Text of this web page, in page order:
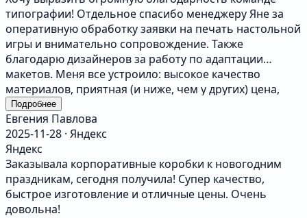
типографии! Отдельное спасибо менеджеру Яне за
оперативную обработку заявки на печать настольной
игры и внимательно сопровождение. Также
благодарю дизайнеров за работу по адаптации
макетов. Меня все устроило: высокое качество
материалов, приятная (и ниже, чем у других) цена,
сжатые сроки производства и по-настоящему
клиентоориентированный подход. Обязательно
обращусь к вам снова и буду рекомендовать вашу
типографию!
Подробнее
Евгения Павлова
2025-11-28 · Яндекс
Яндекс
Заказывала корпоративные коробки к новогодним
праздникам, сегодня получила! Супер качество,
быстрое изготовление и отличные цены. Очень
довольна!